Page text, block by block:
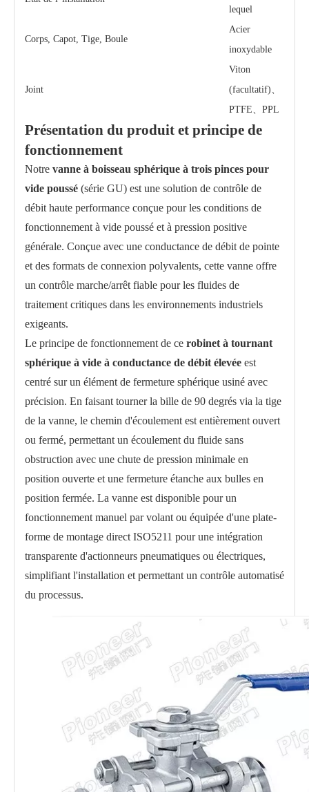
lequel
Corps, Capot, Tige, Boule
Acier
inoxydable
Joint
Viton
(facultatif)、
PTFE、PPL
Présentation du produit et principe de
fonctionnement
Notre vanne à boisseau sphérique à trois pinces pour
vide poussé (série GU) est une solution de contrôle de
débit haute performance conçue pour les conditions de
fonctionnement à vide poussé et à pression positive
générale. Conçue avec une conductance de débit de pointe
et des formats de connexion polyvalents, cette vanne offre
un contrôle marche/arrêt fiable pour les fluides de
traitement critiques dans les environnements industriels
exigeants.
Le principe de fonctionnement de ce robinet à tournant
sphérique à vide à conductance de débit élevée est
centré sur un élément de fermeture sphérique usiné avec
précision. En faisant tourner la bille de 90 degrés via la tige
de la vanne, le chemin d'écoulement est entièrement ouvert
ou fermé, permettant un écoulement du fluide sans
obstruction avec une chute de pression minimale en
position ouverte et une fermeture étanche aux bulles en
position fermée. La vanne est disponible pour un
fonctionnement manuel par volant ou équipée d'une plate-
forme de montage direct ISO5211 pour une intégration
transparente d'actionneurs pneumatiques ou électriques,
simplifiant l'installation et permettant un contrôle automatisé
du processus.